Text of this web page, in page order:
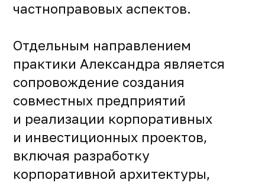
частноправовых аспектов.
Отдельным направлением
практики Александра является
сопровождение создания
совместных предприятий
и реализации корпоративных
и инвестиционных проектов,
включая разработку
корпоративной архитектуры,